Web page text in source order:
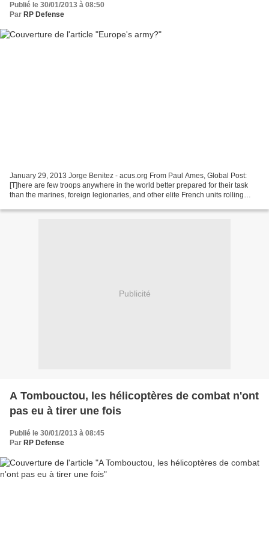
Publié le 30/01/2013 à 08:50
Par RP Defense
January 29, 2013 Jorge Benitez - acus.org From Paul Ames, Global Post:
[T]here are few troops anywhere in the world better prepared for their task
than the marines, foreign legionaries, and other elite French units rolling
Publicité
A Tombouctou, les hélicoptères de combat n'ont
pas eu à tirer une fois
Publié le 30/01/2013 à 08:45
Par RP Defense